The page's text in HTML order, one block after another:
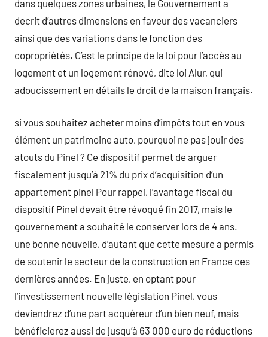
dans quelques zones urbaines, le Gouvernement a
decrit d’autres dimensions en faveur des vacanciers
ainsi que des variations dans le fonction des
copropriétés. C’est le principe de la loi pour l’accès au
logement et un logement rénové, dite loi Alur, qui
adoucissement en détails le droit de la maison français.
si vous souhaitez acheter moins d’impôts tout en vous
élément un patrimoine auto, pourquoi ne pas jouir des
atouts du Pinel ? Ce dispositif permet de arguer
fiscalement jusqu’à 21% du prix d’acquisition d’un
appartement pinel Pour rappel, l’avantage fiscal du
dispositif Pinel devait être révoqué fin 2017, mais le
gouvernement a souhaité le conserver lors de 4 ans.
une bonne nouvelle, d’autant que cette mesure a permis
de soutenir le secteur de la construction en France ces
dernières années. En juste, en optant pour
l’investissement nouvelle législation Pinel, vous
deviendrez d’une part acquéreur d’un bien neuf, mais
bénéficierez aussi de jusqu’à 63 000 euro de réductions